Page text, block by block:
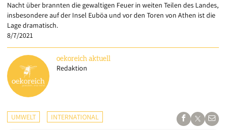
Nacht über brannten die gewaltigen Feuer in weiten Teilen des Landes,
insbesondere auf der Insel Euböa und vor den Toren von Athen ist die
Lage dramatisch.
8/7/2021
oekoreich aktuell
Redaktion
UMWELT INTERNATIONAL